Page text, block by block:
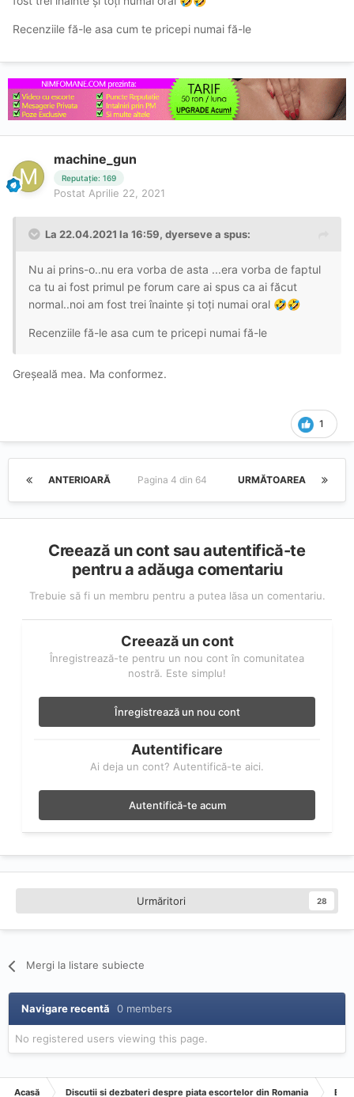
Recenziile fă-le asa cum te pricepi numai fă-le
machine_gun
Reputație: 169
Postat Aprilie 22, 2021
La 22.04.2021 la 16:59, dyersevea spus:
Nu ai prins-o..nu era vorba de asta ...era vorba de faptul
ca tu ai fost primul pe forum care ai spus ca ai făcut
normal..noi am fost trei înainte și toți numai oral 🤣🤣
Recenziile fă-le asa cum te pricepi numai fă-le
Greșeală mea. Ma conformez.
1
ANTERIOARĂ URMĂTOAREA
Pagina 4 din 64
Creează un cont sau autentifică-te
pentru a adăuga comentariu
Trebuie să fi un membru pentru a putea lăsa un comentariu.
Creează un cont
Înregistrează-te pentru un nou cont în comunitatea
nostră. Este simplu!
Înregistrează un nou cont
Autentificare
Ai deja un cont? Autentifică-te aici.
Autentifică-te acum
Urmăritori 28
Mergi la listare subiecte
Navigare recentă 0 members
No registered users viewing this page.
Acasă Discutii si dezbateri despre piata escortelor din Romania